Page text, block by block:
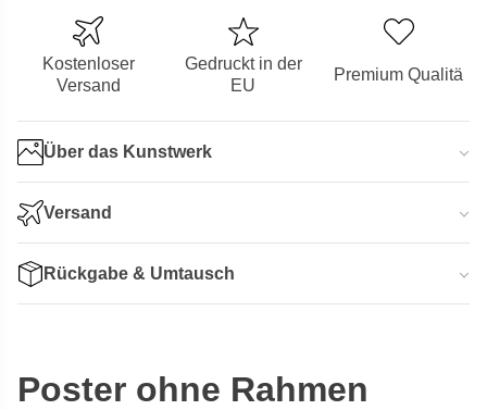
Kostenloser
Versand
Gedruckt in der
EU
Premium Qualitä
Über das Kunstwerk
Versand
Rückgabe & Umtausch
Poster ohne Rahmen